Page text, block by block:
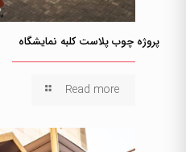
پروژه چوب پلاست کلبه نمایشگاه
Read more